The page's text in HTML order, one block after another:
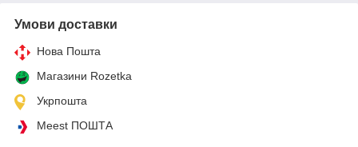
Умови доставки
Нова Пошта
Магазини Rozetka
Укрпошта
Meest ПОШТА